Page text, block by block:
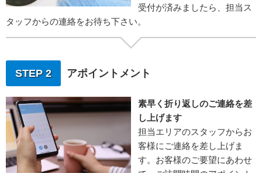
受付が済みましたら、担当ス
タッフからの連絡をお待ち下さい。
STEP 2 アポイントメント
素早く折り返しのご連絡を差
し上げます
担当エリアのスタッフからお
客様にご連絡を差し上げま
す。お客様のご要望にあわせ